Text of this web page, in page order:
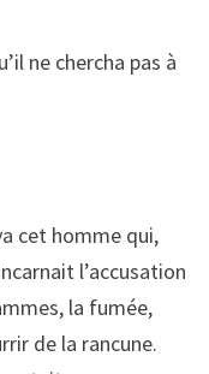
ne chercha pas à
cet homme qui,
l’accusation
la fumée,
de la rancune.